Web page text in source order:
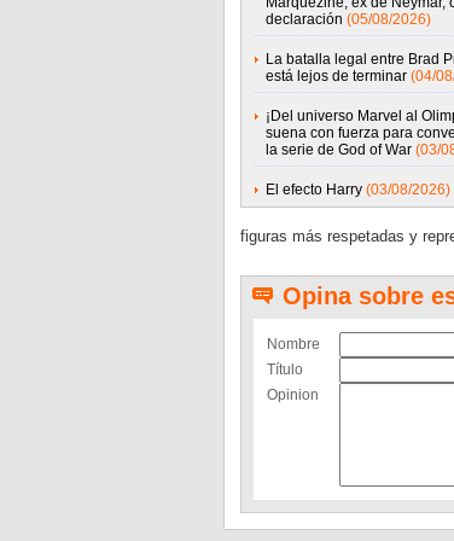
declaración (05/08/2026)
La batalla legal entre Brad
está lejos de terminar (04/
¡Del universo Marvel al
suena con fuerza para
la serie de God of War (03/
El efecto Harry (03/08/2026)
figuras más respetadas y
Opina sobre
Nombre
Título
Opinion